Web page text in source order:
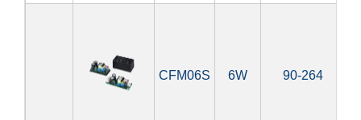
CFM06S 6W 90-264